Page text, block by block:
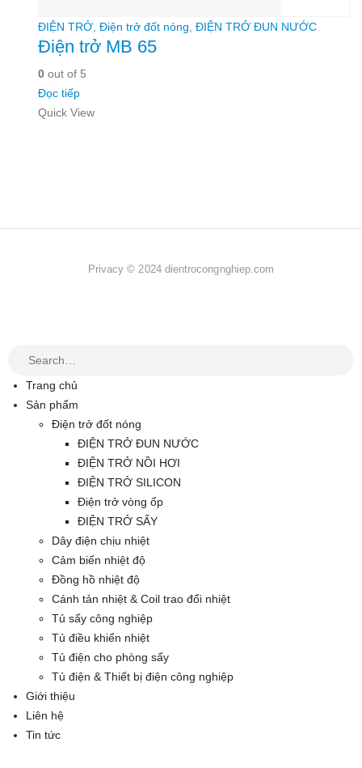
ĐIỆN TRỞ Điện trở đốt nóng ĐIỆN TRỞ ĐUN NƯỚC
Điện trở MB 65
0 out of 5
Đọc tiếp
Quick View
Privacy © 2024 dientrocongnghiep.com
Trang chủ
Sản phẩm
Điện trở đốt nóng
ĐIỆN TRỞ ĐUN NƯỚC
ĐIỆN TRỞ NỒI HƠI
ĐIỆN TRỞ SILICON
Điện trở vòng ốp
ĐIỆN TRỞ SẤY
Dây điện chịu nhiệt
Cảm biến nhiệt độ
Đồng hồ nhiệt độ
Cánh tản nhiệt & Coil trao đổi nhiệt
Tủ sấy công nghiệp
Tủ điều khiển nhiệt
Tủ điện cho phòng sấy
Tủ điện & Thiết bị điện công nghiệp
Giới thiệu
Liên hệ
Tin tức